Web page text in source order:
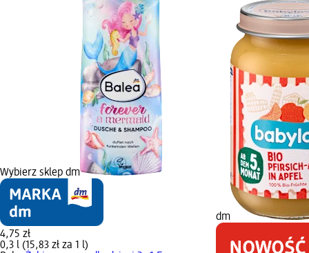
Wybierz sklep dm
4,75 zł
0,3 l (15,83 zł za 1 l)
dm